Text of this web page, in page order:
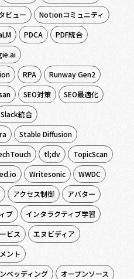
ビュー
Notionコミュニティ
PDCA
PDF統合
RPA
Runway Gen2
SEO対策
SEO最適化
Slack統合
Stable Diffusion
tl;dv
TopicScan
Writesonic
WWDC
アクセス制御
アバター
ブ
インタラクティブ学習
ビス
エヌビディア
ント
ベッディング
オープンソース